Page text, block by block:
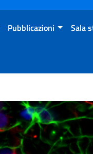
Pubblicazioni Sala